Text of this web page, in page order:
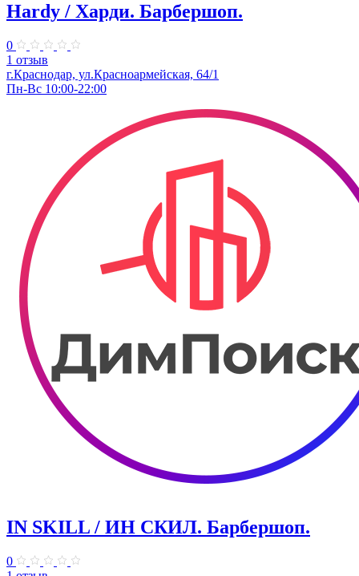
Hardy / Харди. ​Барбершоп.
0
1 отзыв
г.Краснодар, ул.Красноармейская, 64/1
Пн-Вс 10:00-22:00
IN SKILL / ИН СКИЛ. Барбершоп.
0